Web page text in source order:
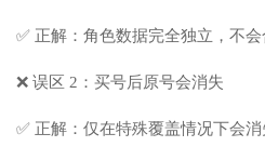
✅ 正解：角色数据完全独立，不
❌ 误区 2：买号后原号会消失
✅ 正解：仅在特殊覆盖情况下会